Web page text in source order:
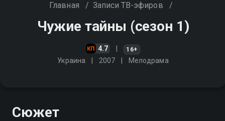
Главная / Записи ТВ-эфиров /
Чужие тайны (сезон 1)
4.7 16+
Украина 2007 Мелодрама
Сюжет